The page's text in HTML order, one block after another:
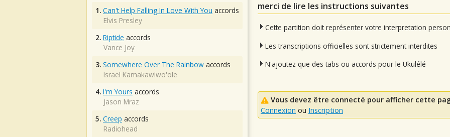
merci de lire les instructions suivantes
Cette partition doit représenter votre interpretation
Les transcriptions officielles sont strictement interdites
N'ajoutez que des tabs ou accords pour le Ukulélé
Vous devez être connecté pour afficher cette
Connexion ou Inscription
1. Can't Help Falling In Love With You accords
Elvis Presley
2. Riptide accords
Vance Joy
3. Somewhere Over The Rainbow accords
Israel Kamakawiwo'ole
4. I'm Yours accords
Jason Mraz
5. Creep accords
Radiohead